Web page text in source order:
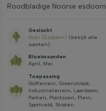
Roodbladige Noorse esdoorn
Geslacht
Acer (Esdoorn) (bekijk alle
soorten)
Bloeimaanden
April, Mei
Toepassing
Golfterrein, Groenstrook,
Industrieterrein, Laanboom,
Parken, Plantsoen, Plein,
Sportveld, Straten